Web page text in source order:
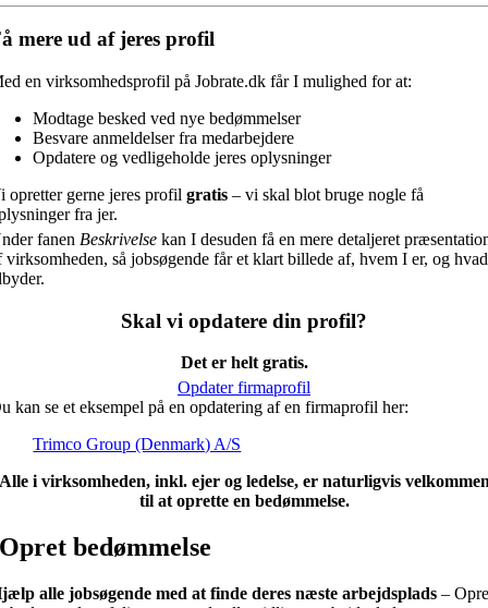
mere ud af jeres profil
en virksomhedsprofil på Jobrate.dk får I mulighed for at:
Modtage besked ved nye bedømmelser
Besvare anmeldelser fra medarbejdere
Opdatere og vedligeholde jeres oplysninger
opretter gerne jeres profilgratis – vi skal blot bruge nogle få
fra jer.
fanen Beskrivelse kan I desuden få en mere detaljeret
virksomheden, så jobsøgende får et klart billede af, hvem I er, og
Skal vi opdatere din profil?
Det er helt gratis.
Opdater firmaprofil
kan se et eksempel på en opdatering af en firmaprofil her:
Trimco Group (Denmark) A/S
i virksomheden, inkl. ejer og ledelse, er naturligvis
til at oprette en bedømmelse.
Opret bedømmelse
alle jobsøgende med at finde deres næste arbejdsplads –